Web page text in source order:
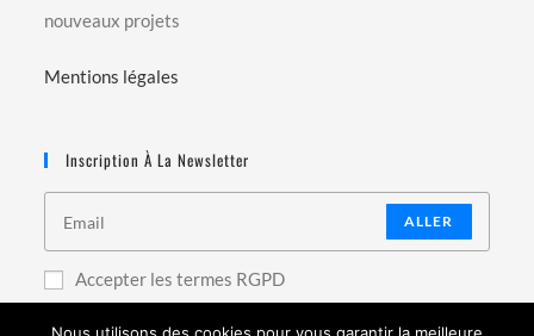
nouveaux projets
Mentions légales
Inscription À La Newsletter
ALLER
Accepter les termes RGPD